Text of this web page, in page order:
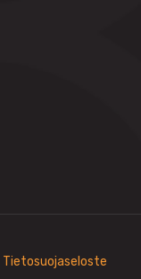
Tietosuojaseloste